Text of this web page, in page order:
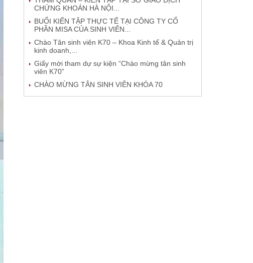
CHỨNG KHOÁN HÀ NỘI...
BUỔI KIẾN TẬP THỰC TẾ TẠI CÔNG TY CỔ
PHẦN MISA CỦA SINH VIÊN...
Chào Tân sinh viên K70 – Khoa Kinh tế & Quản trị
kinh doanh,...
Giấy mời tham dự sự kiện “Chào mừng tân sinh
viên K70”
CHÀO MỪNG TÂN SINH VIÊN KHÓA 70